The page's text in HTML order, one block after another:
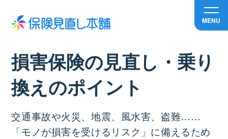
MENU
損害保険の見直し・乗り
換えのポイント
交通事故や火災、地震、風水害、盗難……
「モノが損害を受けるリスク」に備えるため